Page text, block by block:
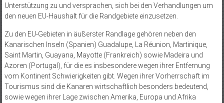
Unterstützung zu und versprachen, sich bei den Verhandlungen um
den neuen EU-Haushalt für die Randgebiete einzusetzen.
Zu den EU-Gebieten in äußerster Randlage gehören neben den
Kanarischen Inseln (Spanien) Guadalupe, La Réunion, Martinique,
Saint Martin, Guayana, Mayotte (Frankreich) sowie Madeira und
Azoren (Portugal), für die es insbesondere wegen ihrer Entfernung
vom Kontinent Schwierigkeiten gibt. Wegen ihrer Vorherrschaft im
Tourismus sind die Kanaren wirtschaftlich besonders bedeutend,
sowie wegen ihrer Lage zwischen Amerika, Europa und Afrika